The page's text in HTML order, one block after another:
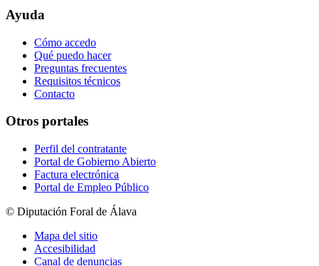
Ayuda
Cómo accedo
Qué puedo hacer
Preguntas frecuentes
Requisitos técnicos
Contacto
Otros portales
Perfil del contratante
Portal de Gobierno Abierto
Factura electrónica
Portal de Empleo Público
© Diputación Foral de Álava
Mapa del sitio
Accesibilidad
Canal de denuncias